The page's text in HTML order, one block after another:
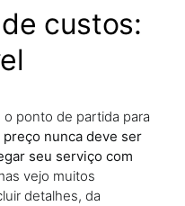
custos:
ponto de partida para
preço nunca deve ser
seu serviço com
vejo muitos
detalhes, da